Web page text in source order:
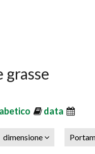
grasse
data
dimensione